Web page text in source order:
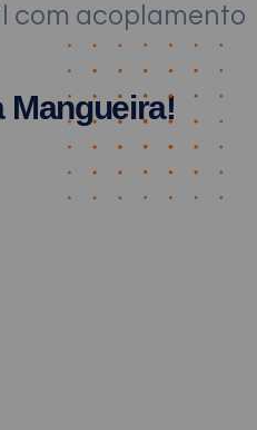
com acoplamento
Mangueira!